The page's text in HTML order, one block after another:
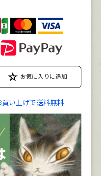
い上げで送料無料